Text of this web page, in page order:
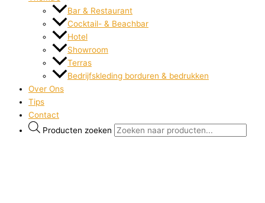
Bar & Restaurant
Cocktail- & Beachbar
Hotel
Showroom
Terras
Bedrijfskleding borduren & bedrukken
Over Ons
Tips
Contact
Producten zoeken